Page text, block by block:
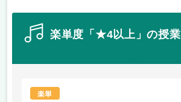
楽単度「★4以上」の授業
楽単